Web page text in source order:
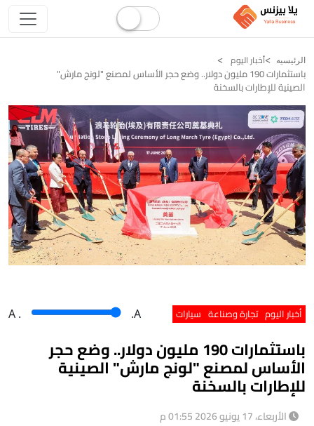
الرئيسيه أخبار اليوم
باستثمارات 190 مليون دولار.. وضع حجر الأساس لمصنع "لونج مارش"
الصينية للإطارات بالسخنة
أخبار اليوم تجارة وصناعة سيارات A . .A
باستثمارات 190 مليون دولار.. وضع حجر
الأساس لمصنع "لونج مارش" الصينية
للإطارات بالسخنة
الأربعاء، 17 يونيو 2026 01:55 م